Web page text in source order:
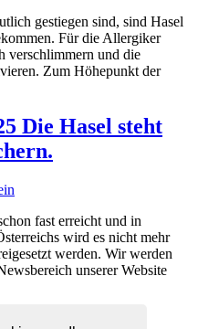
gestiegen sind, sind Hasel
Für die Allergiker
verschlimmern und die
Zum Höhepunkt der
Die Hasel steht
fast erreicht und in
wird es nicht mehr
werden. Wir werden
unserer Website